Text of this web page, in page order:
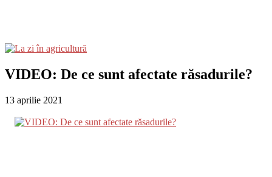
VIDEO: De ce sunt afectate răsadurile?
13 aprilie 2021